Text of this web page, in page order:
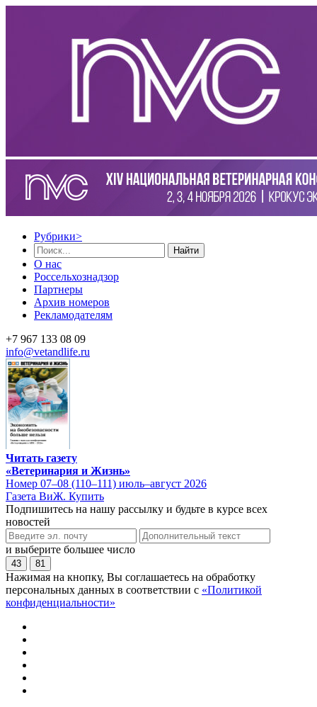
Рубрики>
Найти
О нас
Россельхознадзор
Партнеры
Архив номеров
Рекламодателям
+7 967 133 08 09
info@vetandlife.ru
Читать газету
«Ветеринария и Жизнь»
Номер 07–08 (110–111) июль–август 2026
Газета ВиЖ. Купить
Подпишитесь на нашу рассылку и будьте в курсе всех
новостей
и выберите большее число
43 81
Нажимая на кнопку, Вы соглашаетесь на обработку
персональных данных в соответствии с «Политикой
конфиденциальности»